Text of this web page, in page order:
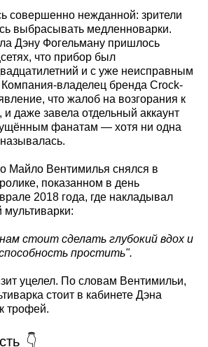
совершенно нежданной: зрители
выбрасывать медленноварки.
Дэну Фогельману пришлось
что прибор был
и с уже неисправным
владелец бренда Crock-
что жалоб на возгорания к
и даже завела отдельный аккаунт
фанатам — хотя ни одна
Майло Вентимилья снялся в
показанном в день
2018 года, где накладывал
мультиварки:
стоит сделать глубокий вдох и
простить".
уцелел. По словам Вентимильи,
стоит в кабинете Дэна
трофей.